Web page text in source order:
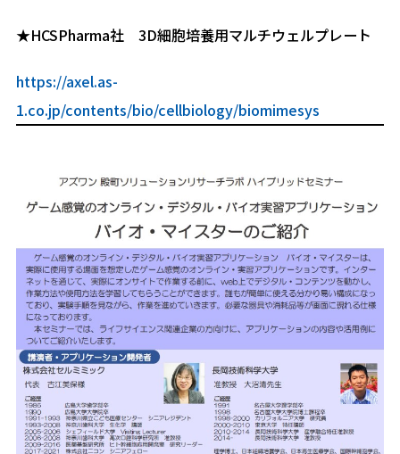
★HCSPharma社 3D細胞培養用マルチウェルプレート
https://axel.as-
1.co.jp/contents/bio/cellbiology/biomimesys